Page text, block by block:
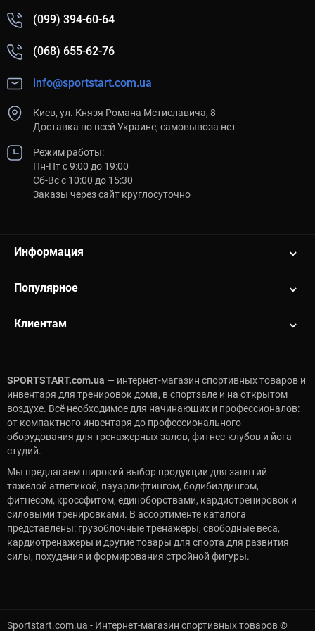
(099) 394-60-64
(068) 655-62-76
info@sportstart.com.ua
Киев, ул. Князя Романа Мстиславича, 8
Доставка по всей Украине, самовывоза нет
Режим работы:
Пн-Пт с 9:00 до 19:00
Сб-Вс с 10:00 до 15:30
Заказы через сайт круглосуточно
Информация
Популярное
Клиентам
SPORTSTART.com.ua — интернет-магазин спортивных товаров и
инвентаря для тренировок дома, в спортзале и на открытом
воздухе. Всё необходимое для начинающих и профессионалов:
от компактного инвентаря до профессионального
оборудования для тренажерных залов, фитнес-клубов и йога
студий.
Мы предлагаем широкий выбор продукции для занятий
тяжелой атлетикой, пауэрлифтингом, бодибилдингом,
фитнесом, кроссфитом, единоборствами, кардиотренировок и
силовыми тренировками. В ассортименте каталога
представлены: грузоблочные тренажеры, свободные веса,
кардиотренажеры и другие товары для спорта для развития
силы, похудения и формирования стройной фигуры.
Sportstart.com.ua - Интернет-магазин спортивных товаров ©